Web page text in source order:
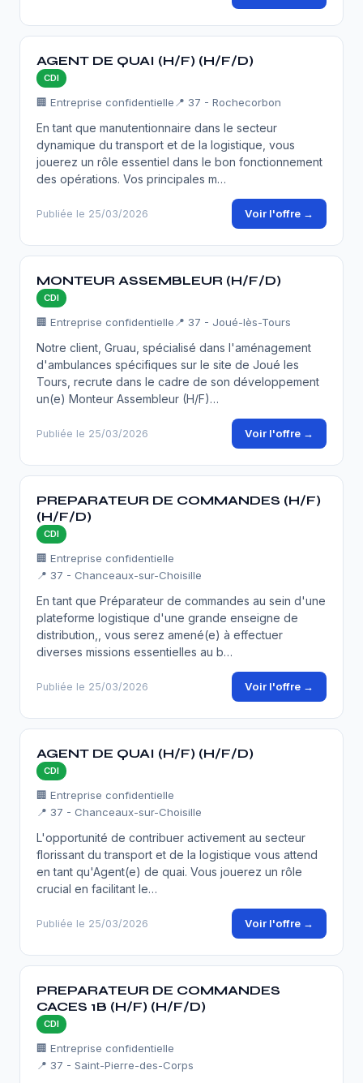
AGENT DE QUAI (H/F) (H/F/D)
CDI
🏢 Entreprise confidentielle 📍 37 - Rochecorbon
En tant que manutentionnaire dans le secteur
dynamique du transport et de la logistique, vous
jouerez un rôle essentiel dans le bon fonctionnement
des opérations. Vos principales m…
Publiée le 25/03/2026 Voir l'offre →
MONTEUR ASSEMBLEUR (H/F/D)
CDI
🏢 Entreprise confidentielle 📍 37 - Joué-lès-Tours
Notre client, Gruau, spécialisé dans l'aménagement
d'ambulances spécifiques sur le site de Joué les
Tours, recrute dans le cadre de son développement
un(e) Monteur Assembleur (H/F)…
Publiée le 25/03/2026 Voir l'offre →
PREPARATEUR DE COMMANDES (H/F)
(H/F/D)
CDI
🏢 Entreprise confidentielle
📍 37 - Chanceaux-sur-Choisille
En tant que Préparateur de commandes au sein d'une
plateforme logistique d'une grande enseigne de
distribution,, vous serez amené(e) à effectuer
diverses missions essentielles au b…
Publiée le 25/03/2026 Voir l'offre →
AGENT DE QUAI (H/F) (H/F/D)
CDI
🏢 Entreprise confidentielle
📍 37 - Chanceaux-sur-Choisille
L'opportunité de contribuer activement au secteur
florissant du transport et de la logistique vous attend
en tant qu'Agent(e) de quai. Vous jouerez un rôle
crucial en facilitant le…
Publiée le 25/03/2026 Voir l'offre →
PREPARATEUR DE COMMANDES
CACES 1B (H/F) (H/F/D)
CDI
🏢 Entreprise confidentielle
📍 37 - Saint-Pierre-des-Corps